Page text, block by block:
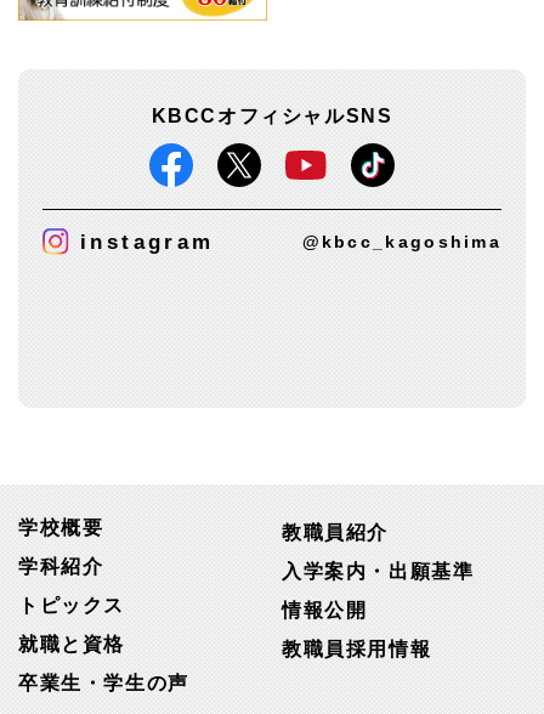
KBCCオフィシャルSNS
instagram @kbcc_kagoshima
学校概要
学科紹介
トピックス
就職と資格
卒業生・学生の声
教職員紹介
入学案内・出願基準
情報公開
教職員採用情報